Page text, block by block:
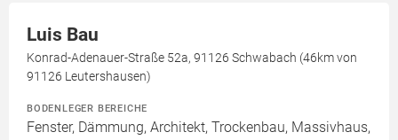
Luis Bau
Konrad-Adenauer-Straße 52a, 91126 Schwabach (46km von
91126 Leutershausen)
BODENLEGER BEREICHE
Fenster, Dämmung, Architekt, Trockenbau, Massivhaus,